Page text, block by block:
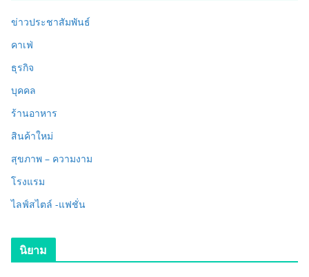
ข่าวประชาสัมพันธ์
คาเฟ่
ธุรกิจ
บุคคล
ร้านอาหาร
สินค้าใหม่
สุขภาพ – ความงาม
โรงแรม
ไลฟ์สไตล์ -แฟชั่น
นิยาม